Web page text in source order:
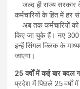
जल्द ही राज्य सरकार
कर्मचारियों के हित में हर
अब तक कर्मचारियों को
किए जा चुके हैं। नए
इन्हें सिंगल क्लिक के
जाएगा।
25 वर्षों में कई बार बदल
प्रदेश में पिछले 25 वर्षों में